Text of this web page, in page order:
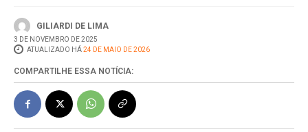
GILIARDI DE LIMA
3 DE NOVEMBRO DE 2025
ATUALIZADO HÁ24 DE MAIO DE 2026
COMPARTILHE ESSA NOTÍCIA: